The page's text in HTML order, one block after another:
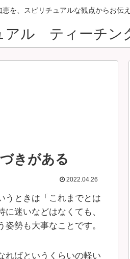
を、スピリチュアルな観点からお伝
アル ティーチン
きがある
2022.04.26
うときは「これまでとは
迷いなどはなくても、
勢も大事なことです。
ればというくらいの軽い